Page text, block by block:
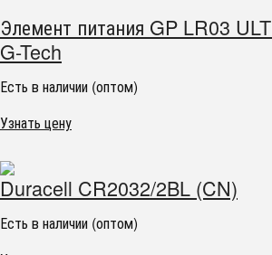
Элемент питания GP LR03
G-Tech
Есть в наличии (оптом)
Узнать цену
Duracell CR2032/2BL (CN)
Есть в наличии (оптом)